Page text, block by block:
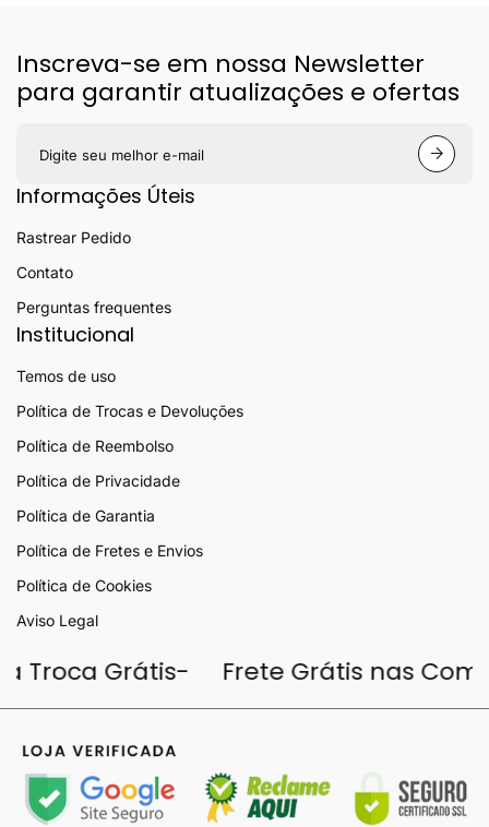
Inscreva-se em nossa Newsletter
para garantir atualizações e ofertas
Informações Úteis
Rastrear Pedido
Contato
Perguntas frequentes
Institucional
Temos de uso
Política de Trocas e Devoluções
Política de Reembolso
Política de Privacidade
Política de Garantia
Política de Fretes e Envios
Política de Cookies
Aviso Legal
Troca Grátis- Frete Grátis nas